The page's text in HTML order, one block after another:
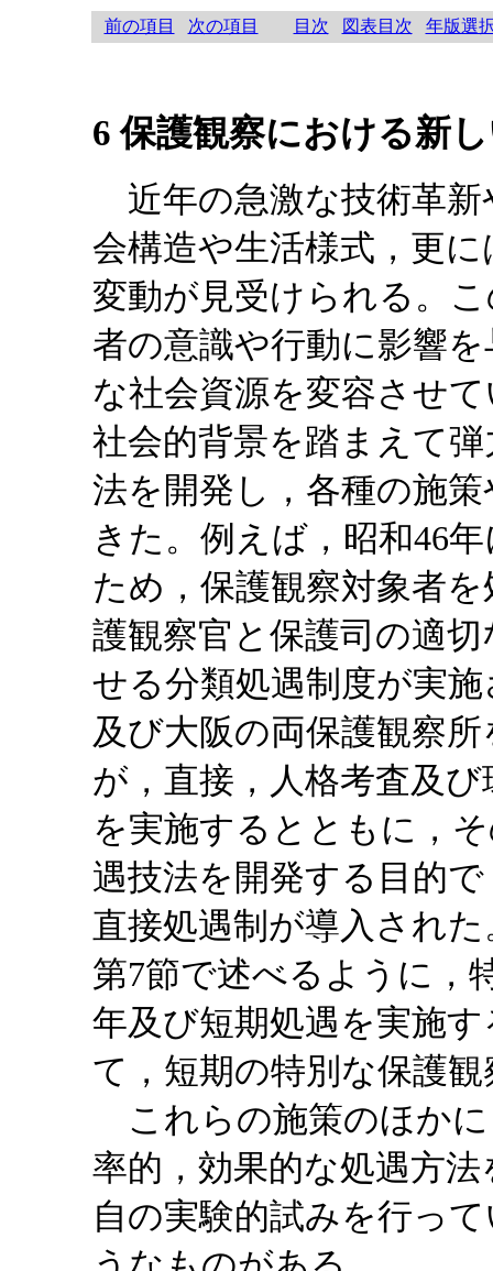
前の項目 次の項目 目次 図表目次 年版選
6 保護観察における新
近年の急激な技術革新
会構造や生活様式，更
変動が見受けられる。
者の意識や行動に影響
な社会資源を変容させ
社会的背景を踏まえて
法を開発し，各種の施
きた。例えば，昭和46
ため，保護観察対象者
護観察官と保護司の適
せる分類処遇制度が実
及び大阪の両保護観察
が，直接，人格考査及
を実施するとともに，
遇技法を開発する目的
直接処遇制が導入され
第7節で述べるように，
年及び短期処遇を実施
て，短期の特別な保護
これらの施策のほかに
率的，効果的な処遇方
自の実験的試みを行っ